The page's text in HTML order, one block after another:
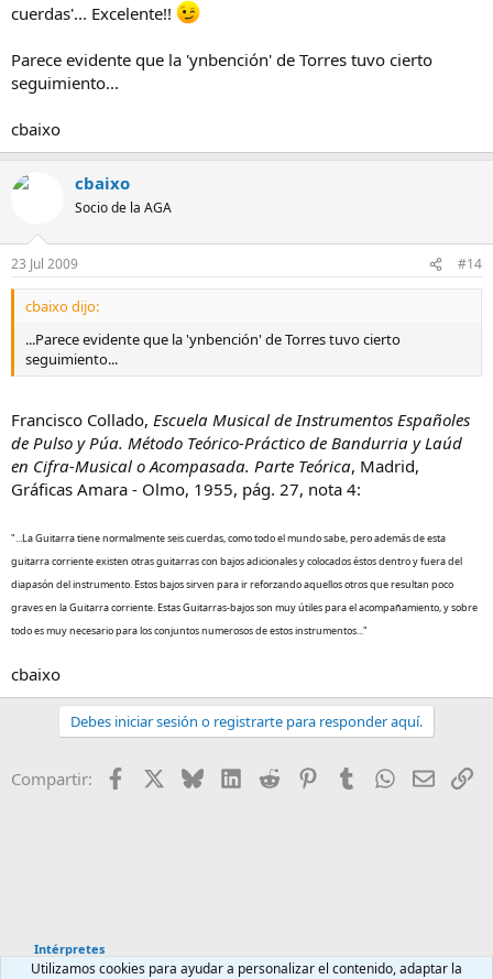
cuerdas'... Excelente!!
Parece evidente que la 'ynbención' de Torres tuvo cierto
seguimiento...
cbaixo
cbaixo
Socio de la AGA
23 Jul 2009 #14
cbaixo dijo:
...Parece evidente que la 'ynbención' de Torres tuvo cierto
seguimiento...
Francisco Collado, Escuela Musical de Instrumentos Españoles
de Pulso y Púa. Método Teórico-Práctico de Bandurria y Laúd
en Cifra-Musical o Acompasada. Parte Teórica, Madrid,
Gráficas Amara - Olmo, 1955, pág. 27, nota 4:
"...La Guitarra tiene normalmente seis cuerdas, como todo el mundo sabe, pero además de esta
guitarra corriente existen otras guitarras con bajos adicionales y colocados éstos dentro y fuera del
diapasón del instrumento. Estos bajos sirven para ir reforzando aquellos otros que resultan poco
graves en la Guitarra corriente. Estas Guitarras-bajos son muy útiles para el acompañamiento, y sobre
todo es muy necesario para los conjuntos numerosos de estos instrumentos..."
cbaixo
Debes iniciar sesión o registrarte para responder aquí.
Compartir: Facebook BlueskyLinkedIn
Reddit PinterestTumblr WhatsApp
Email
Intérpretes
Utilizamos cookies para ayudar a personalizar el contenido, adaptar la